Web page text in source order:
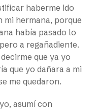
haberme ido
mi hermana, porque
había pasado lo
a regañadiente.
que ya yo
que yo dañara a mi
me quedaron.
asumí con